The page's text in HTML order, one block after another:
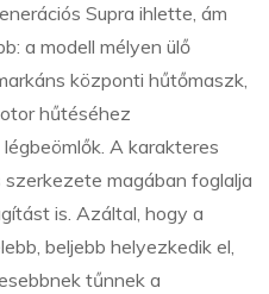
Supra ihlette, ám
a modell mélyen ülő
központi hűtőmaszk,
hűtéséhez
A karakteres
magában foglalja
is. Azáltal, hogy a
beljebb helyezkedik el,
tűnnek a